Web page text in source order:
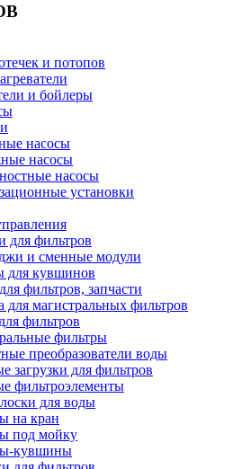
и потопов
и бойлеры
насосы
насосы
насосы
установки
для фильтров
и сменные модули
для кувшинов
фильтров, запчасти
для магистральных фильтров
фильтров
фильтры
преобразователи воды
загрузки для фильтров
фильтроэлементы
для воды
на кран
под мойку
кувшины